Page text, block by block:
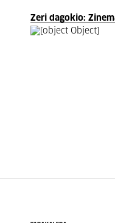
Zeri dagokio: